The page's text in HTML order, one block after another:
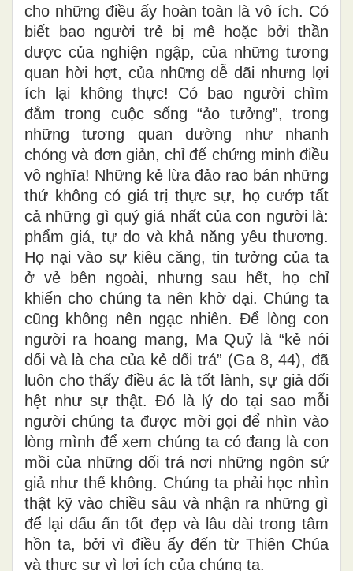
cho những điều ấy hoàn toàn là vô ích. Có
biết bao người trẻ bị mê hoặc bởi thần
dược của nghiện ngập, của những tương
quan hời hợt, của những dễ dãi nhưng lợi
ích lại không thực! Có bao người chìm
đắm trong cuộc sống “ảo tưởng”, trong
những tương quan dường như nhanh
chóng và đơn giản, chỉ để chứng minh điều
vô nghĩa! Những kẻ lừa đảo rao bán những
thứ không có giá trị thực sự, họ cướp tất
cả những gì quý giá nhất của con người là:
phẩm giá, tự do và khả năng yêu thương.
Họ nại vào sự kiêu căng, tin tưởng của ta
ở vẻ bên ngoài, nhưng sau hết, họ chỉ
khiến cho chúng ta nên khờ dại. Chúng ta
cũng không nên ngạc nhiên. Để lòng con
người ra hoang mang, Ma Quỷ là “kẻ nói
dối và là cha của kẻ dối trá” (Ga 8, 44), đã
luôn cho thấy điều ác là tốt lành, sự giả dối
hệt như sự thật. Đó là lý do tại sao mỗi
người chúng ta được mời gọi để nhìn vào
lòng mình để xem chúng ta có đang là con
mồi của những dối trá nơi những ngôn sứ
giả như thế không. Chúng ta phải học nhìn
thật kỹ vào chiều sâu và nhận ra những gì
để lại dấu ấn tốt đẹp và lâu dài trong tâm
hồn ta, bởi vì điều ấy đến từ Thiên Chúa
và thực sự vì lợi ích của chúng ta.